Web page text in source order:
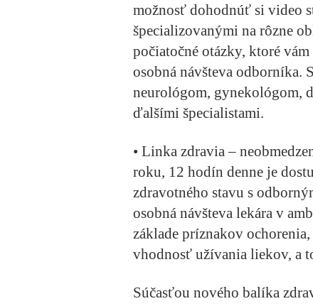
možnosť dohodnúť si video
špecializovanými na rôzne
počiatočné otázky, ktoré
osobná návšteva odborníka.
neurológom, gynekológom,
ďalšími špecialistami.
• Linka zdravia–
roku, 12 hodín denne je
zdravotného stavu s
osobná návšteva lekára v
základe príznakov
vhodnosť užívania liekov, a
Súčasťou nového balíka